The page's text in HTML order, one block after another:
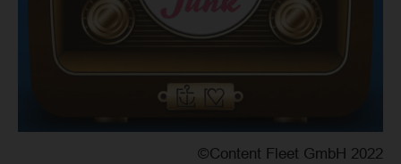
©Content Fleet GmbH 2022